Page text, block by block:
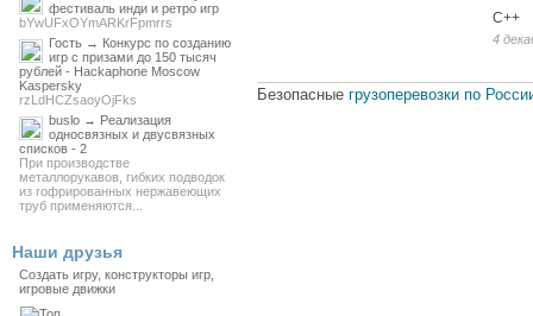
C++
4
Безопасные грузоперевозки по
фестиваль инди и ретро игр
bYwUFxOYmARKrFpmrrs
Гость → Конкурс по созданию
игр с призами до 150 тысяч
рублей - Hackaphone Moscow
Kaspersky
rzLdHCZsaoyOjFks
buslo → Реализация
односвязных и двусвязных
списков - 2
При производстве
металлорукавов, гибких подводок
из гофрированных нержавеющих
труб применяются...
Наши друзья
Создать игру, конструкторы игр,
игровые движки